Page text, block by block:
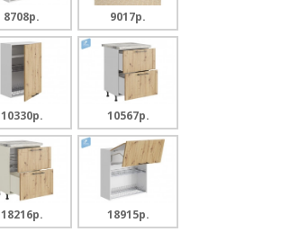
8708p. 9017p.
10330p. 10567p.
18216p. 18915p.